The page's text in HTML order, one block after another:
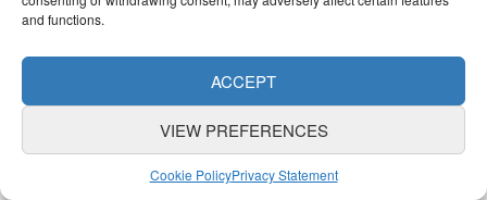
and functions.
ACCEPT
VIEW PREFERENCES
Cookie PolicyPrivacy Statement
境界の長さ
値 市区町村内
3,115 11111